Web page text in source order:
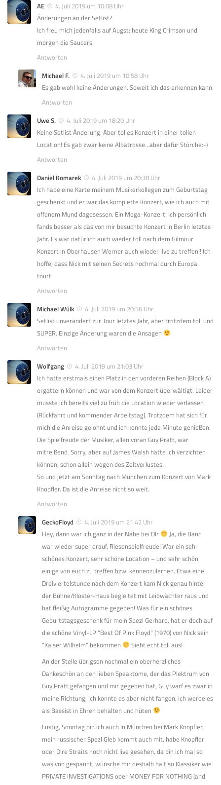
AE
4. Juli 2019 um 10:08 Uhr
Änderungen an der Setlist?
Ich freu mich jedenfalls auf Augst: heute King Crimson und
morgen die Saucers.
Antworten
Michael F.
4. Juli 2019 um 10:58 Uhr
Es gab wohl keine Änderungen. Soweit ich das erkennen kann.
Antworten
Uwe S.
4. Juli 2019 um 18:20 Uhr
Keine Setlist Änderung. Aber tolles Konzert in einer tollen
Location! Es gab zwar keine Albatrosse…aber dafür Störche:-)
Antworten
Daniel Komarek
4. Juli 2019 um 20:38 Uhr
Ich habe eine Karte meinem Musikerkollegen zum Geburtstag
geschenkt und er war das komplette Konzert, wie ich auch mit
offenem Mund dagesessen. Ein Mega-Konzert! Ich persönlich
fands besser als das von mir besuchte Konzert in Berlin letztes
Jahr. Es war natürlich auch wieder toll nach dem Gilmour
Konzert in Oberhausen Werner auch wieder live zu treffen!! Ich
hoffe, dass Nick mit seinen Secrets nochmal durch Europa
tourt.
Antworten
Michael Wülk
4. Juli 2019 um 20:56 Uhr
Setlist unverändert zur Tour letztes Jahr, aber trotzdem toll und
SUPER. Einzige Änderung waren die Ansagen
Antworten
Wolfgang
4. Juli 2019 um 21:03 Uhr
Ich hatte erstmals einen Platz in den vorderen Reihen (Block A)
ergattern können und war von dem Konzert überwältigt. Leider
musste ich bereits viel zu früh die Location wieder verlassen
(Rückfahrt und kommender Arbeitstag). Trotzdem hat sich für
mich die Anreise gelohnt und ich konnte jede Minute genießen.
Die Spielfreude der Musiker, allen voran Guy Pratt, war
mitreißend. Sorry, aber auf James Walsh hätte ich verzichten
können, schon allein wegen des Zeitverlustes.
So und jetzt am Sonntag nach München zum Konzert von Mark
Knopfler. Da ist die Anreise nicht so weit.
Antworten
GeckoFloyd
4. Juli 2019 um 21:42 Uhr
Hey, dann war ich ganz in der Nähe bei DIr
Ja, die Band
war wieder super drauf, Riesenspielfreude! War ein sehr
schönes Konzert, sehr schöne Location – und sehr schön
einige von euch zu treffen bzw. kennenzulernen. Etwa eine
Dreiviertelstunde nach dem Konzert kam Nick genau hinter
der Bühne/Kloster-Haus begleitet mit Leibwächter raus und
hat fleißig Autogramme gegeben! Was für ein schönes
Geburtstagsgeschenk für mein Spezl Gerhard, hat er doch auf
die schöne Vinyl-LP “Best Of Pink Floyd” (1970) von Nick sein
“Kaiser Wilhelm” bekommen
Sieht echt toll aus!
An der Stelle übrigsen nochmal ein oberherzliches
Dankeschön an den lieben Speaktome, der das Plektrum von
Guy Pratt gefangen und mir gegeben hat, Guy warf es zwar in
meine Richtung, ich konnte es aber nicht fangen, ich werde es
als Bassist in Ehren behalten und hüten
Lustig, Sonntag bin ich auch in München bei Mark Knopfler,
mein russischer Spezl Gleb kommt auch mit, habe Knopfler
oder Dire Straits noch nicht live gesehen, da bin ich mal so
was von gespannt, wünsche mir deshalb halt so Klassiker wie
PRIVATE INVESTIGATIONS oder MONEY FOR NOTHING (and